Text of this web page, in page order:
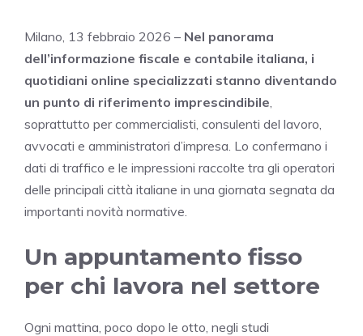
Milano, 13 febbraio 2026 – Nel panorama
dell’informazione fiscale e contabile italiana, i
quotidiani online specializzati stanno diventando
un punto di riferimento imprescindibile
soprattutto per commercialisti, consulenti del lavoro,
avvocati e amministratori d’impresa. Lo confermano i
dati di traffico e le impressioni raccolte tra gli operatori
delle principali città italiane in una giornata segnata da
importanti novità normative.
Un appuntamento fisso
per chi lavora nel settore
Ogni mattina, poco dopo le otto, negli studi